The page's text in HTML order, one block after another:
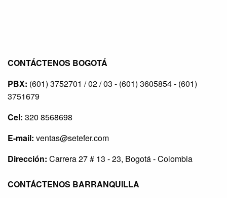
CONTÁCTENOS BOGOTÁ
PBX: (601) 3752701 / 02 / 03 - (601) 3605854 - (601)
3751679
Cel: 320 8568698
E-mail: ventas@setefer.com
Dirección: Carrera 27 # 13 - 23, Bogotá - Colombia
CONTÁCTENOS BARRANQUILLA